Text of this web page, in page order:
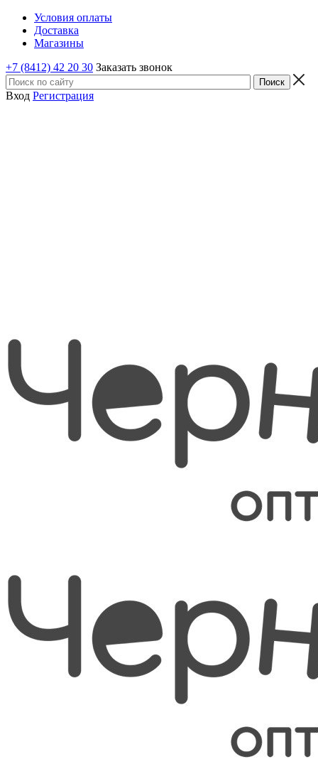
Условия оплаты
Доставка
Магазины
+7 (8412) 42 20 30 Заказать звонок
Вход Регистрация